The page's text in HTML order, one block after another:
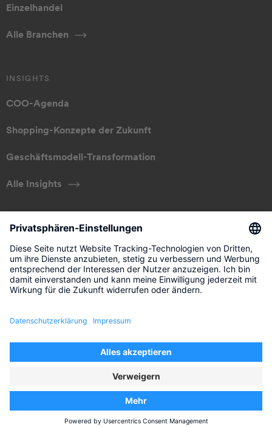
Einzelhandel
Alle Branchen
INSIGHTS
COO-Agenda
Shopping-Konzepte der Zukunft
Geschäftsmodell-Transformation
Alle Insights
ÜBER UNS
Unser Ansatz
Management
ImpressumRechtliche HinweiseDatenschutz
Privatsphären-Einstellungen